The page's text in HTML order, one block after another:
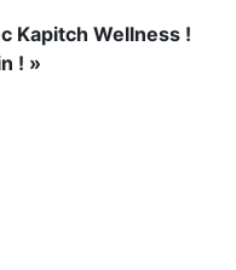
Kapitch Wellness !
! »